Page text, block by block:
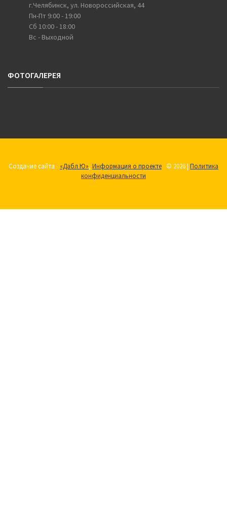
г.Челябинск, ул. Новороссийская, 44
Пн-Пт 9:00 - 19:00
Сб 10:00 - 18:00
Вс - Выходной
ФОТОГАЛЕРЕЯ
Создание сайта - «Дабл Ю», Информация о проекте © 2026 | Политика
конфиденциальности